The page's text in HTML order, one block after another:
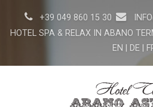
+39 049 860 15 30
HOTEL SPA & RELAX IN ABANO
EN
DE